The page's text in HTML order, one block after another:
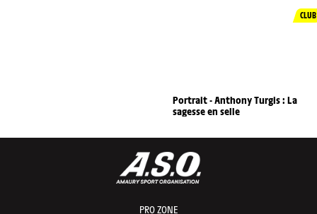
CLUB
Portrait - Anthony Turgis : La
sagesse en selle
PRO ZONE